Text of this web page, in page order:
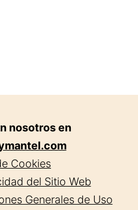
nosotros en
Cookies
del Sitio Web
Generales de Uso